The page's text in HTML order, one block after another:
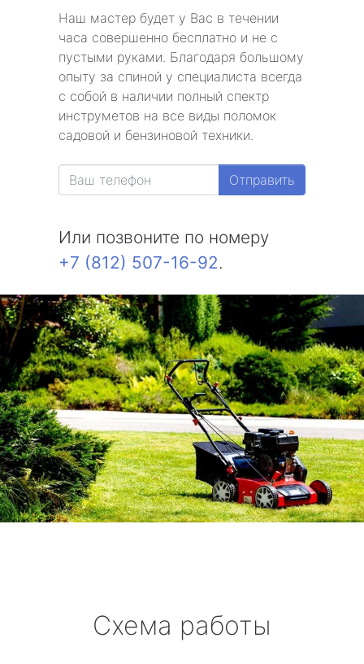
Наш мастер будет у Вас в течении
часа совершенно бесплатно и не с
пустыми руками. Благодаря большому
опыту за спиной у специалиста всегда
с собой в наличии полный спектр
инструметов на все виды поломок
садовой и бензиновой техники.
Отправить
Или позвоните по номеру
+7 (812) 507-16-92.
Схема работы